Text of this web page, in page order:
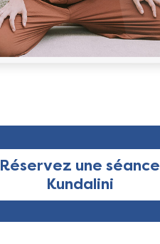
Réservez une séance
Kundalini